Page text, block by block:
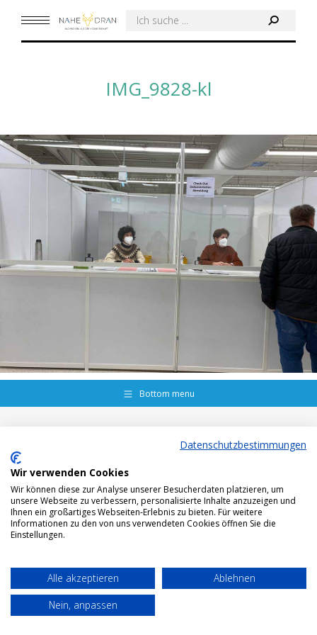
Search:
IMG_9828-kl
Bottom menu
Datenschutzbestimmungen
Wir verwenden Cookies
Wir können diese zur Analyse unserer Besucherdaten platzieren, um
unsere Webseite zu verbessern, personalisierte Inhalte anzuzeigen und
Ihnen ein großartiges Webseiten-Erlebnis zu bieten. Für weitere
Informationen zu den von uns verwendeten Cookies öffnen Sie die
Einstellungen.
Alle akzeptieren
Ablehnen
Nein, anpassen